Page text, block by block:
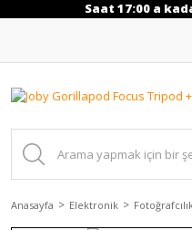
Saat 17:00 a
Anasayfa Elektronik